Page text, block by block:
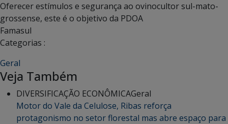
Oferecer estímulos e segurança ao ovinocultor sul-mato-
grossense, este é o objetivo da PDOA
Famasul
Categorias :
Geral
Veja Também
DIVERSIFICAÇÃO ECONÔMICAGeral
Motor do Vale da Celulose, Ribas reforça
protagonismo no setor florestal mas abre espaço para